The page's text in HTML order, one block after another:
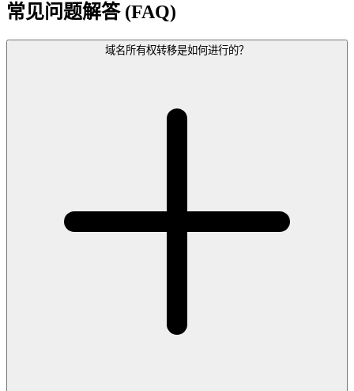
常见问题解答 (FAQ)
域名所有权转移是如何进行的？